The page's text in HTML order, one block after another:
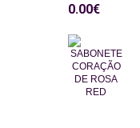
0.00€